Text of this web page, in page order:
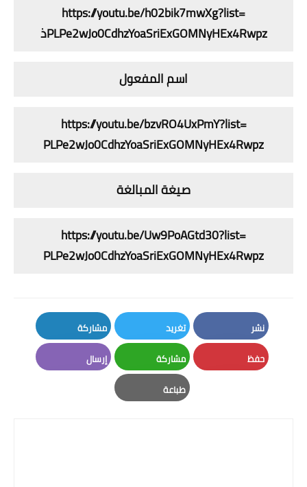
https://youtu.be/h02bik7mwXg?list=
PLPe2wJo0CdhzYoaSriExGOMNyHEx4Rwpz
ذ
اسم المفعول
https://youtu.be/bzvRO4UxPmY?list=
PLPe2wJo0CdhzYoaSriExGOMNyHEx4Rwpz
صيغة المبالغة
https://youtu.be/Uw9PoAGtd30?list=
PLPe2wJo0CdhzYoaSriExGOMNyHEx4Rwpz
نشر
Facebook
تغريد
Twitter
مشاركة
LinkedIn
حفظ مشاركة
Whatsapp
إرسال
طباعة